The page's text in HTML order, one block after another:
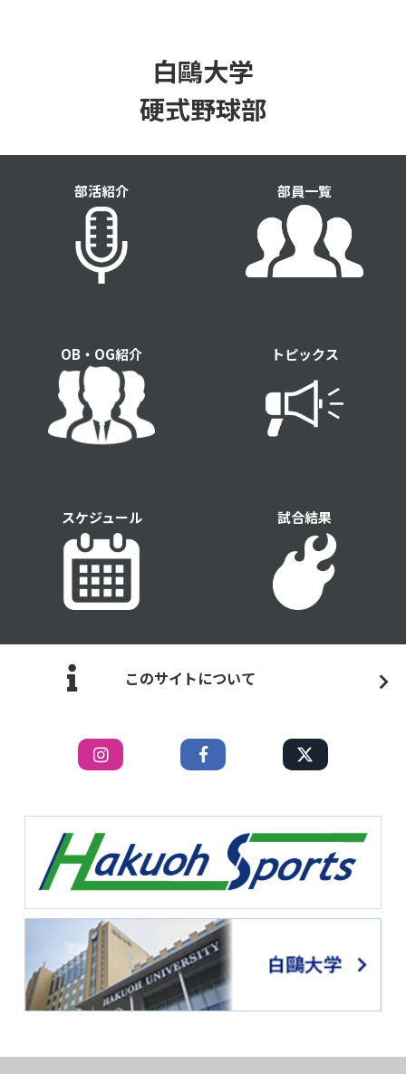
白鷗大学
硬式野球部
部活紹介 部員一覧
OB・OG紹介 トピックス
スケジュール 試合結果
このサイトについて